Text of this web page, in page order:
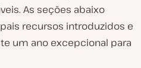
As seções abaixo
recursos introduzidos e
um ano excepcional para